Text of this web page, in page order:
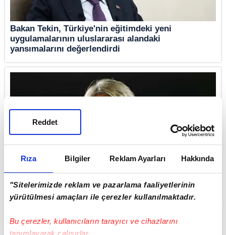
Rıza Bilgiler Reklam Ayarları Hakkında
"Sitelerimizde reklam ve pazarlama faaliyetlerinin
yürütülmesi amaçları ile çerezler kullanılmaktadır.
Bu çerezler, kullanıcıların tarayıcı ve cihazlarını
tanımlayarak çalışırlar.
Reddet
Bakan Tekin, Türkiye'nin eğitimdeki yeni
uygulamalarının uluslararası alandaki
yansımalarını değerlendirdi
İtalya'da Roberto Mancini dönemi yeniden başlıyor!